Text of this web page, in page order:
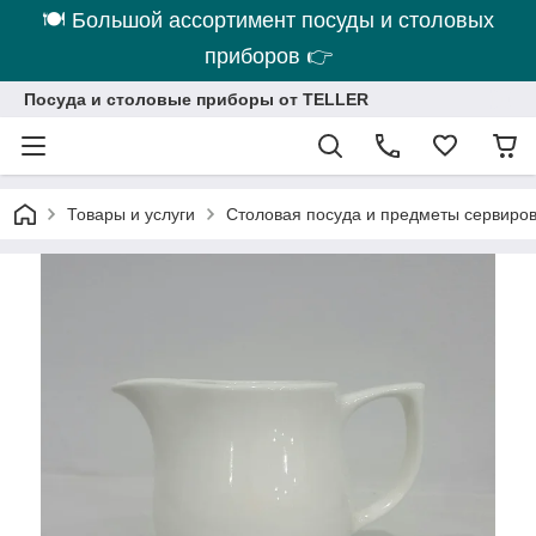
🍽 Большой ассортимент посуды и столовых
приборов 👉
Посуда и столовые приборы от TELLER
Товары и услуги Столовая посуда и предметы